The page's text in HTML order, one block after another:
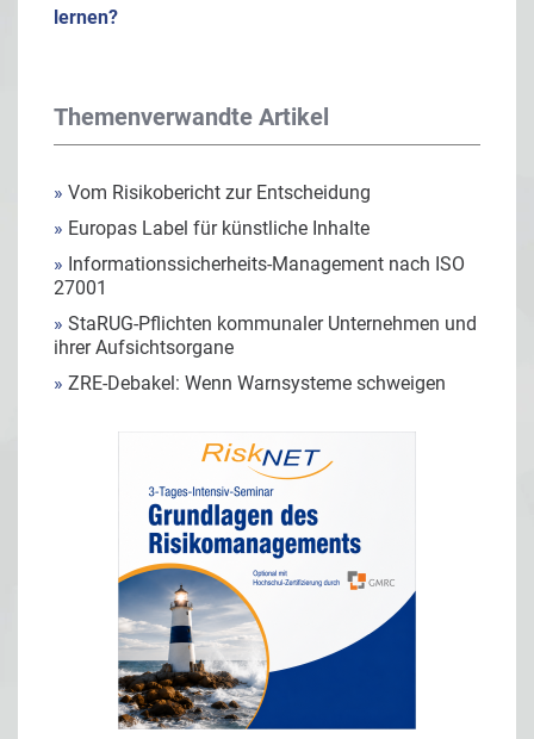
lernen?
Themenverwandte Artikel
» Vom Risikobericht zur Entscheidung
» Europas Label für künstliche Inhalte
» Informationssicherheits-Management nach ISO
27001
» StaRUG-Pflichten kommunaler Unternehmen und
ihrer Aufsichtsorgane
» ZRE-Debakel: Wenn Warnsysteme schweigen